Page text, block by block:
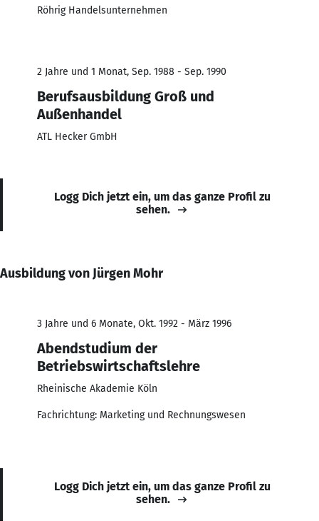
Röhrig Handelsunternehmen
2 Jahre und 1 Monat, Sep. 1988 - Sep. 1990
Berufsausbildung Groß und
Außenhandel
ATL Hecker GmbH
Logg Dich jetzt ein, um das ganze Profil zu
sehen.
Ausbildung von Jürgen Mohr
3 Jahre und 6 Monate, Okt. 1992 - März 1996
Abendstudium der
Betriebswirtschaftslehre
Rheinische Akademie Köln
Fachrichtung: Marketing und Rechnungswesen
Logg Dich jetzt ein, um das ganze Profil zu
sehen.